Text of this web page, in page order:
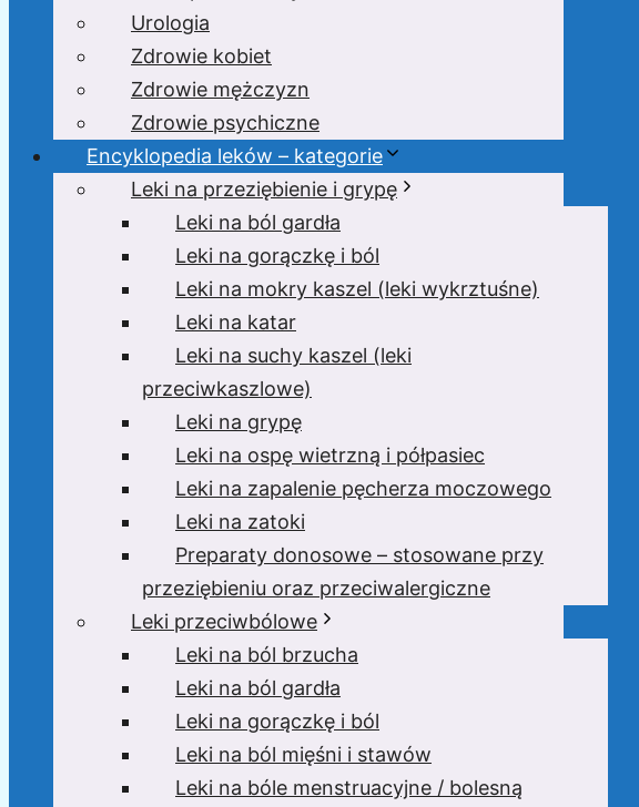
Urologia
Zdrowie kobiet
Zdrowie mężczyzn
Zdrowie psychiczne
Encyklopedia leków – kategorie
Leki na przeziębienie i grypę
Leki na ból gardła
Leki na gorączkę i ból
Leki na mokry kaszel (leki wykrztuśne)
Leki na katar
Leki na suchy kaszel (leki
przeciwkaszlowe)
Leki na grypę
Leki na ospę wietrzną i półpasiec
Leki na zapalenie pęcherza moczowego
Leki na zatoki
Preparaty donosowe – stosowane przy
przeziębieniu oraz przeciwalergiczne
Leki przeciwbólowe
Leki na ból brzucha
Leki na ból gardła
Leki na gorączkę i ból
Leki na ból mięśni i stawów
Leki na bóle menstruacyjne / bolesną